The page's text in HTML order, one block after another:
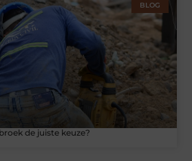
BLOG
de juiste keuze?